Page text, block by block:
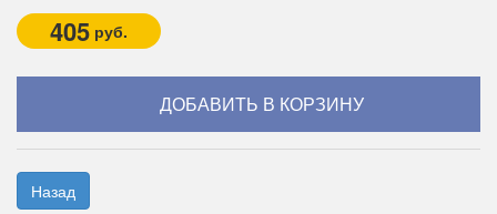
405 руб.
Назад